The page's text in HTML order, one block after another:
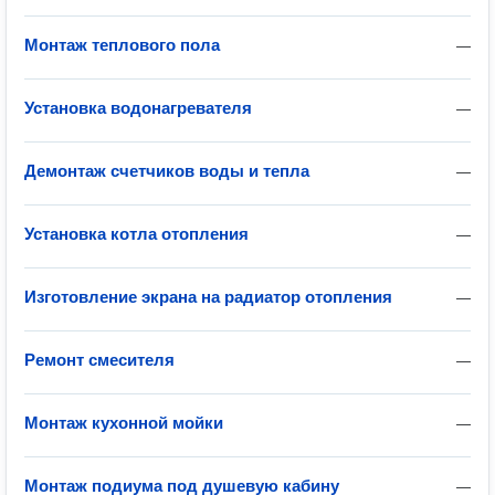
—
Монтаж теплового пола
—
Установка водонагревателя
—
Демонтаж счетчиков воды и тепла
—
Установка котла отопления
—
Изготовление экрана на радиатор отопления
—
Ремонт смесителя
—
Монтаж кухонной мойки
—
Монтаж подиума под душевую кабину